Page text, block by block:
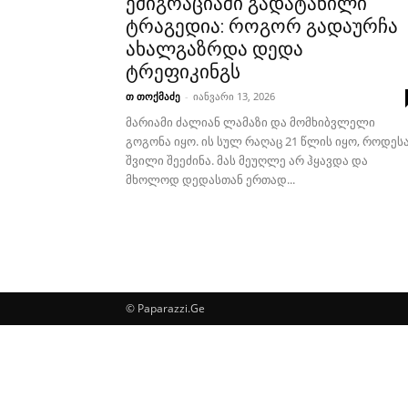
ტრაგედია: როგორ გადაურჩა
ახალგაზრდა დედა
ტრეფიკინგს
თ თოქმაძე - იანვარი 13, 2026
მარიამი ძალიან ლამაზი და მომხიბვლელი
გოგონა იყო. ის სულ რაღაც 21 წლის იყო,
შვილი შეეძინა. მას მეუღლე არ ჰყავდა და
მხოლოდ დედასთან ერთად...
© Paparazzi.Ge